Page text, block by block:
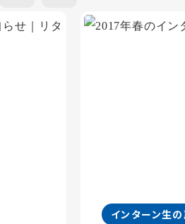
インターン生